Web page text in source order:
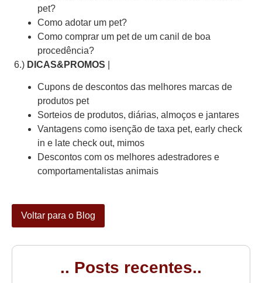
pet?
Como adotar um pet?
Como comprar um pet de um canil de boa
procedência?
6.) DICAS&PROMOS
Cupons de descontos das melhores marcas de
produtos pet
Sorteios de produtos, diárias, almoços e jantares
Vantagens como isenção de taxa pet, early check
in e late check out, mimos
Descontos com os melhores adestradores e
comportamentalistas animais
Voltar para o Blog
.. Posts recentes..